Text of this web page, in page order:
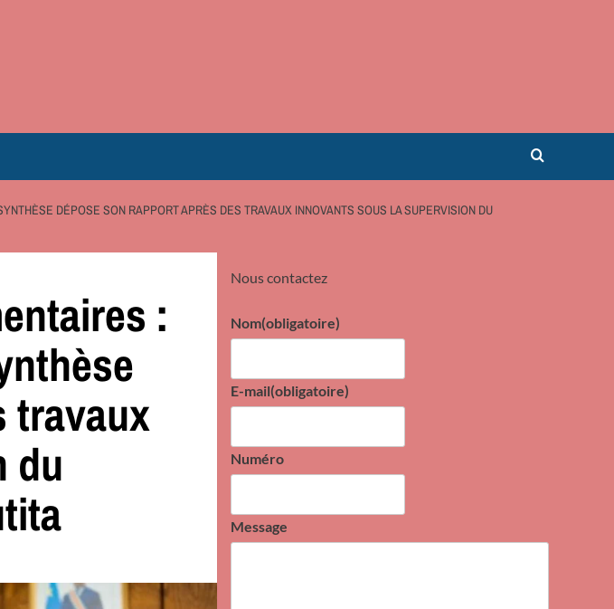
DÉPOSE SON RAPPORT APRÈS DES TRAVAUX INNOVANTS SOUS LA SUPERVISION DU
:
travaux
du
Nous contactez
Nom(obligatoire)
E-mail(obligatoire)
Numéro
Message